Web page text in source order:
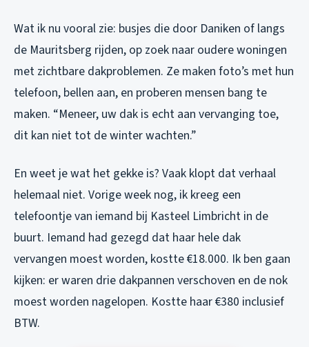
Wat ik nu vooral zie: busjes die door Daniken of langs
de Mauritsberg rijden, op zoek naar oudere woningen
met zichtbare dakproblemen. Ze maken foto’s met hun
telefoon, bellen aan, en proberen mensen bang te
maken. “Meneer, uw dak is echt aan vervanging toe,
dit kan niet tot de winter wachten.”
En weet je wat het gekke is? Vaak klopt dat verhaal
helemaal niet. Vorige week nog, ik kreeg een
telefoontje van iemand bij Kasteel Limbricht in de
buurt. Iemand had gezegd dat haar hele dak
vervangen moest worden, kostte €18.000. Ik ben gaan
kijken: er waren drie dakpannen verschoven en de nok
moest worden nagelopen. Kostte haar €380 inclusief
BTW.